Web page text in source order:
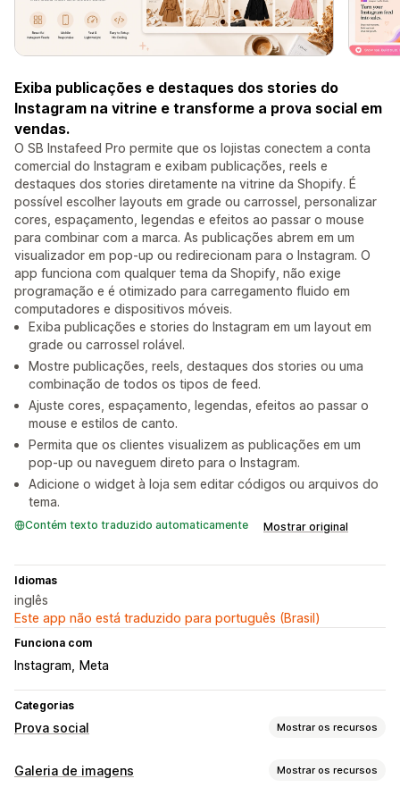
Exiba publicações e destaques dos stories do
Instagram na vitrine e transforme a prova social em
vendas.
O SB Instafeed Pro permite que os lojistas conectem a conta
comercial do Instagram e exibam publicações, reels e
destaques dos stories diretamente na vitrine da Shopify. É
possível escolher layouts em grade ou carrossel, personalizar
cores, espaçamento, legendas e efeitos ao passar o mouse
para combinar com a marca. As publicações abrem em um
visualizador em pop-up ou redirecionam para o Instagram. O
app funciona com qualquer tema da Shopify, não exige
programação e é otimizado para carregamento fluido em
computadores e dispositivos móveis.
Exiba publicações e stories do Instagram em um layout em
grade ou carrossel rolável.
Mostre publicações, reels, destaques dos stories ou uma
combinação de todos os tipos de feed.
Ajuste cores, espaçamento, legendas, efeitos ao passar o
mouse e estilos de canto.
Permita que os clientes visualizem as publicações em um
pop-up ou naveguem direto para o Instagram.
Adicione o widget à loja sem editar códigos ou arquivos do
tema.
Contém texto traduzido automaticamente Mostrar original
Idiomas
inglês
Este app não está traduzido para português (Brasil)
Funciona com
Instagram Meta
Categorias
Prova social Mostrar os recursos
Tipos de conteúdo
Galeria de imagens Mostrar os recursos